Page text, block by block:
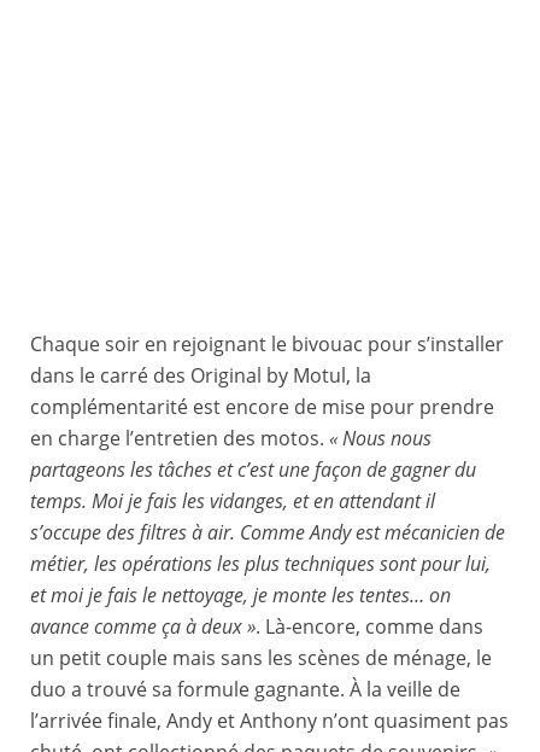
131 FABRE Anthony (fra), Team ARF, KTM, Moto, Originals by Motul, 132 BEAUCOUD Andy (fra), Team RAF, Husqvarna, Moto, Originals by Motul, action during the Stage 1 of the Dakar 2024 on January 6, 2024 between Al-Ula and Al Henakiyah, Saudi Arabia - Photo © A.S.O./F.Gooden/DPPI
Chaque soir en rejoignant le bivouac pour s’installer
dans le carré des Original by Motul, la
complémentarité est encore de mise pour prendre
en charge l’entretien des motos. « Nous nous
partageons les tâches et c’est une façon de gagner du
temps. Moi je fais les vidanges, et en attendant il
s’occupe des filtres à air. Comme Andy est mécanicien de
métier, les opérations les plus techniques sont pour lui,
et moi je fais le nettoyage, je monte les tentes… on
avance comme ça à deux ». Là-encore, comme dans
un petit couple mais sans les scènes de ménage, le
duo a trouvé sa formule gagnante. À la veille de
l’arrivée finale, Andy et Anthony n’ont quasiment pas